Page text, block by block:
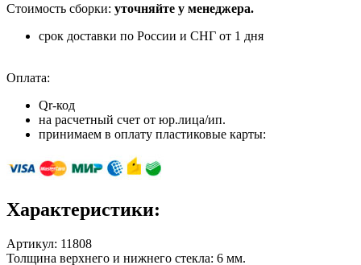
Стоимость сборки: уточняйте у менеджера.
срок доставки по России и СНГ от 1 дня
Оплата:
Qr-код
на расчетный счет от юр.лица/ип.
принимаем в оплату пластиковые карты:
Характеристики:
Артикул: 11808
Толщина верхнего и нижнего стекла: 6 мм.